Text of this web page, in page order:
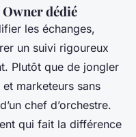
dédié
les échanges,
un suivi rigoureux
Plutôt que de jongler
marketeurs sans
chef d’orchestre.
qui fait la différence